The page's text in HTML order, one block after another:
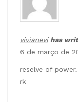
vivianevihas
6 de março de
reselve of
rk